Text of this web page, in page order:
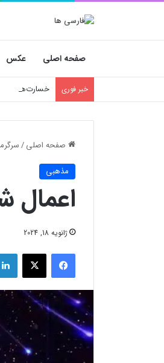
صفحه اصلی عکس
خبر فوری خسارت‌های
صفحه اصلی/
مذهبی
اعمال
ژانویه 18, 2024
فیسبوک X